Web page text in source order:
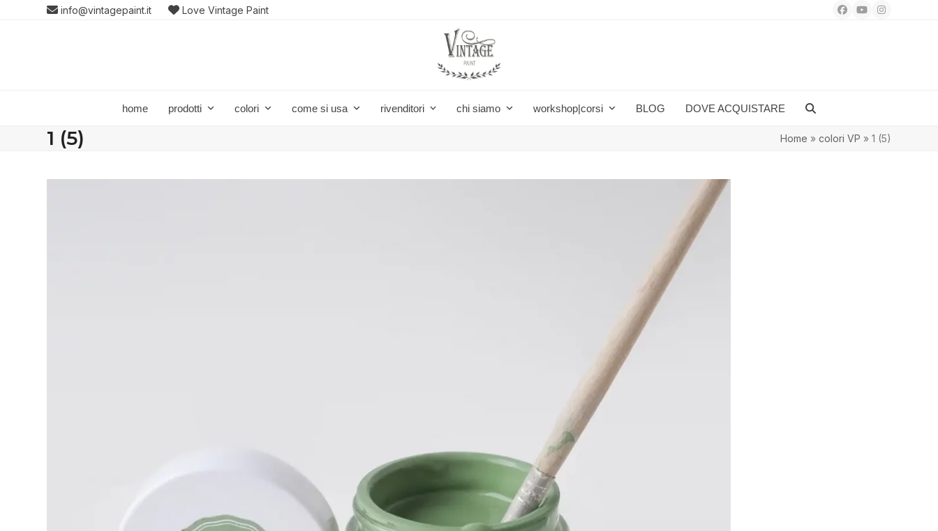
info@vintagepaint.it Love Vintage Paint Facebook
YouTubeInstagram
home prodotti colori come si usa rivenditori chi siamo workshop|corsi BLOG DOVE ACQUISTARE
1 (5) Home » colori VP » 1 (5)